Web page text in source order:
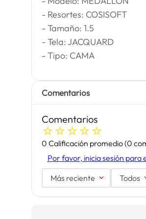
- Resortes: COSISOFT
- Tamaño: 1.5
- Tela: JACQUARD
- Tipo: CAMA
Comentarios
Comentarios
☆☆☆☆☆
0 Calificación promedio(0
Por favor, inicia sesión
Más reciente Todos